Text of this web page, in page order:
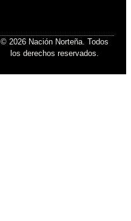
© 2026 Nación Norteña. Todos
los derechos reservados.